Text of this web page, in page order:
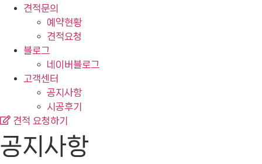
견적문의
예약현황
견적요청
블로그
네이버블로그
고객센터
공지사항
시공후기
견적 요청하기
공지사항